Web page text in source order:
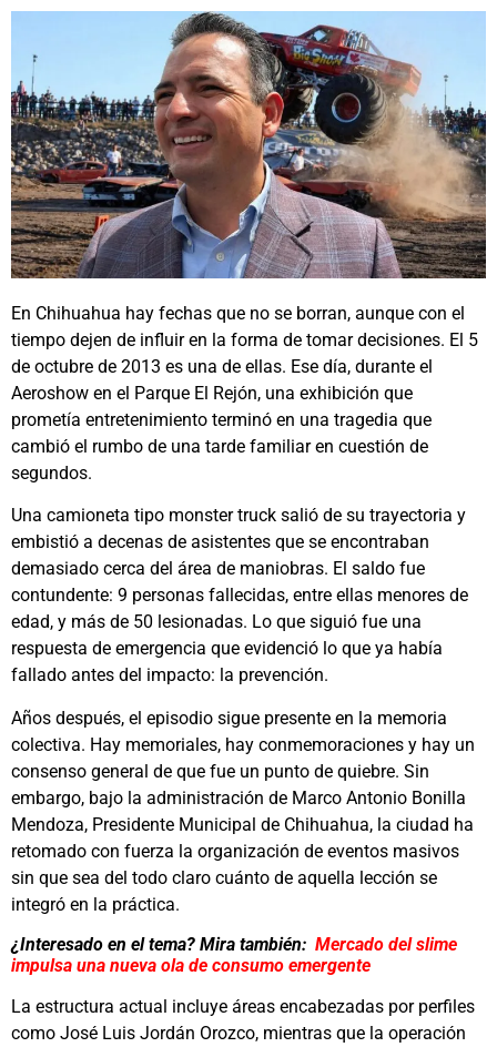
En Chihuahua hay fechas que no se borran, aunque con el
tiempo dejen de influir en la forma de tomar decisiones. El 5
de octubre de 2013 es una de ellas. Ese día, durante el
Aeroshow en el Parque El Rejón, una exhibición que
prometía entretenimiento terminó en una tragedia que
cambió el rumbo de una tarde familiar en cuestión de
segundos.
Una camioneta tipo monster truck salió de su trayectoria y
embistió a decenas de asistentes que se encontraban
demasiado cerca del área de maniobras. El saldo fue
contundente: 9 personas fallecidas, entre ellas menores de
edad, y más de 50 lesionadas. Lo que siguió fue una
respuesta de emergencia que evidenció lo que ya había
fallado antes del impacto: la prevención.
Años después, el episodio sigue presente en la memoria
colectiva. Hay memoriales, hay conmemoraciones y hay un
consenso general de que fue un punto de quiebre. Sin
embargo, bajo la administración de Marco Antonio Bonilla
Mendoza, Presidente Municipal de Chihuahua, la ciudad ha
retomado con fuerza la organización de eventos masivos
sin que sea del todo claro cuánto de aquella lección se
integró en la práctica.
¿Interesado en el tema? Mira también: Mercado del slime
impulsa una nueva ola de consumo emergente
La estructura actual incluye áreas encabezadas por perfiles
como José Luis Jordán Orozco, mientras que la operación